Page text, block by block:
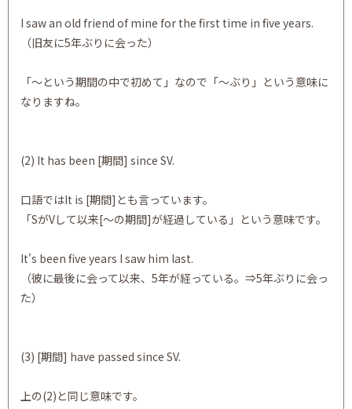
I saw an old friend of mine for the first time in five years.
（旧友に5年ぶりに会った）
「～という期間の中で初めて」なので「～ぶり」という意味に
なりますね。
(2) It has been [期間] since SV.
口語ではIt is [期間]とも言っています。
「SがVして以来[～の期間]が経過している」という意味です。
It's been five years I saw him last.
（彼に最後に会って以来、5年が経っている。⇒5年ぶりに会っ
た）
(3) [期間] have passed since SV.
上の(2)と同じ意味です。